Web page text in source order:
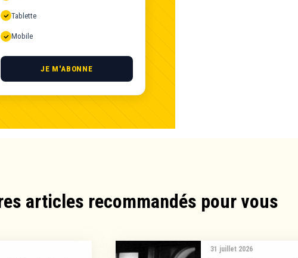
Tablette
Mobile
JE M'ABONNE
articles recommandés pour vous​
31 juillet 2026